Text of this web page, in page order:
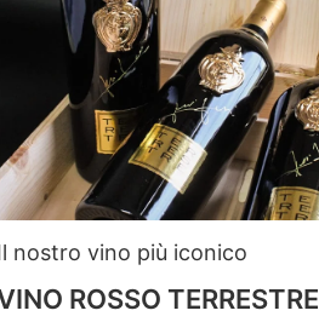
nostro vino più iconico
ROSSO TERRESTRE